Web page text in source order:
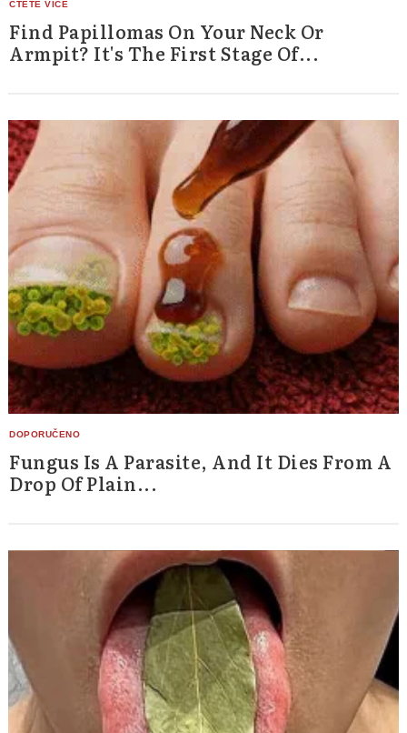
Find Papillomas On Your Neck Or
Armpit? It's The First Stage Of...
Fungus Is A Parasite, And It Dies From A
Drop Of Plain...